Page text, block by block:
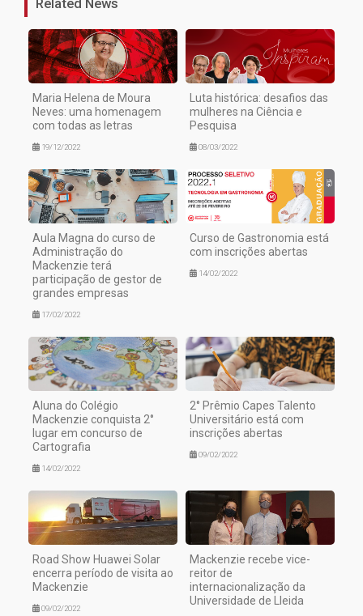
Maria Helena de Moura
Neves: uma homenagem
com todas as letras
19/12/2022
Luta histórica: desafios das
mulheres na Ciência e
Pesquisa
08/03/2022
Aula Magna do curso de
Administração do
Mackenzie terá
participação de gestor de
grandes empresas
17/02/2022
Curso de Gastronomia está
com inscrições abertas
14/02/2022
Aluna do Colégio
Mackenzie conquista 2°
lugar em concurso de
Cartografia
14/02/2022
2° Prêmio Capes Talento
Universitário está com
inscrições abertas
09/02/2022
Road Show Huawei Solar
encerra período de visita ao
Mackenzie
09/02/2022
Mackenzie recebe vice-
reitor de
internacionalização da
Universidade de Lleida